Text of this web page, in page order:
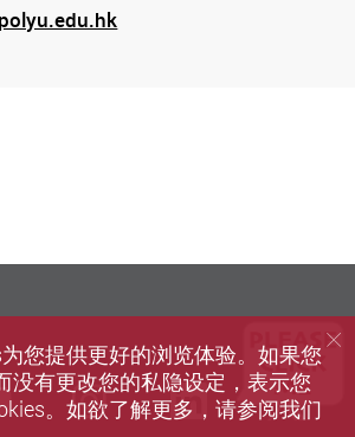
YoutubeinstagramLinkedIn
您提供更好的浏览体验。如果您
没有更改您的私隐设定，表示您
。如欲了解更多，请参阅我们